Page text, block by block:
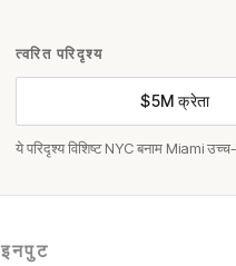
त्वरित परिदृश्य
$5M क्रेता
ये परिदृश्य विशिष्ट NYC बनाम Miami
इनपुट